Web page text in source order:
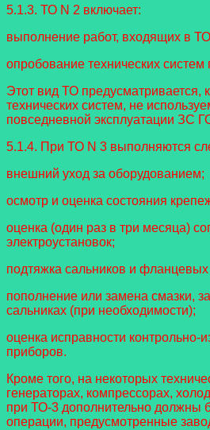
5.1.3. ТО N 2 включает:
выполнение работ, входящих в
опробование технических систем
Этот вид ТО предусматривается,
технических систем, не
повседневной эксплуатации ЗС
5.1.4. При ТО N 3 выполняются
внешний уход за оборудованием;
осмотр и оценка состояния
оценка (один раз в три месяца)
электроустановок;
подтяжка сальников и
пополнение или замена смазки,
сальниках (при необходимости);
оценка исправности контрольно-
приборов.
Кроме того, на некоторых
генераторах, компрессорах,
при ТО-3 дополнительно должны
операции, предусмотренные